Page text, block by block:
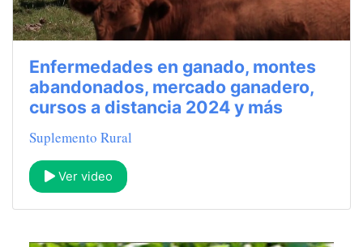
Enfermedades en ganado, montes
abandonados, mercado ganadero,
cursos a distancia 2024 y más
Suplemento Rural
Ver video